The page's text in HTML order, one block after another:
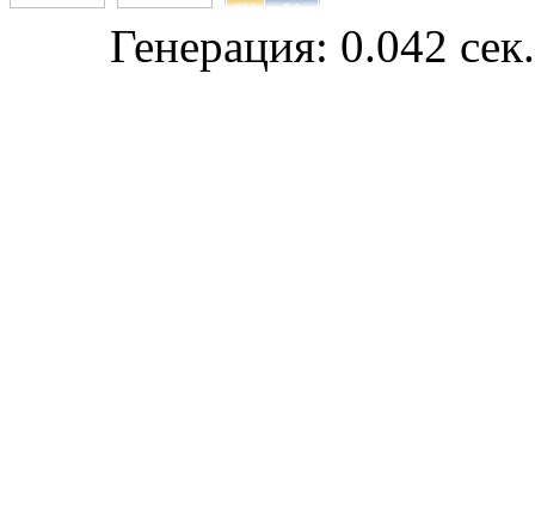
Генерация: 0.042